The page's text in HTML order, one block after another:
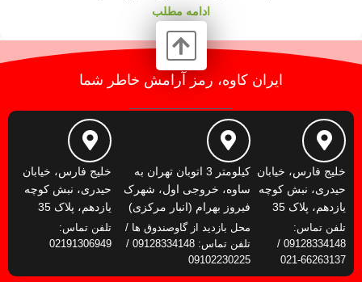
ادامه مطلب
ایران کاوه، رمز آرامش خاطر شما
خلیج فارس، خیابان
حیدری، نبش کوچه
یازدهم، پلاک 35
تلفن تماس:
09128334148 /
66263137-021
کیلومتر 3 اتوبان تهران به
ساوه، خروجی اول، شهرک
فیروز بهرام (انبار مرکزی)
محل بازدید از گاوصندوق ها /
تلفن تماس: 09128334148 /
09102230225
خلیج فارس، خیابان
حیدری، نبش کوچه
یازدهم، پلاک 35
تلفن تماس:
02191306949